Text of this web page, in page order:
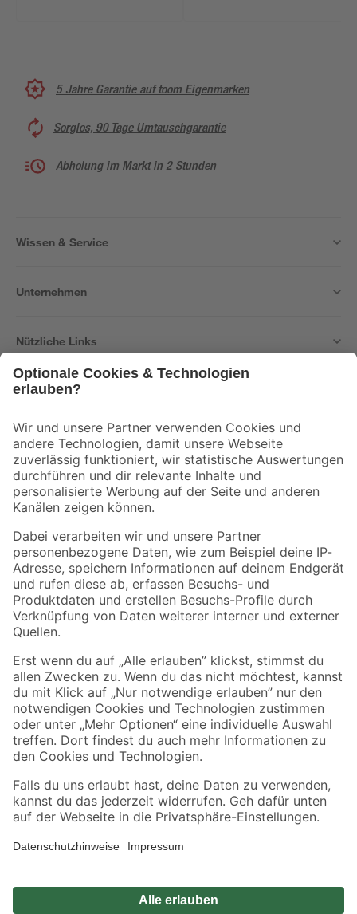
5 Jahre Garantie auf toom Eigenmarken
Sorglos, 90 Tage Umtauschgarantie
Abholung im Markt in 2 Stunden
Wissen & Service
Unternehmen
Nützliche Links
Der toom Newsletter: Keine Angebote und Aktionen mehr verpassen!
Zur Newsletter Anmeldung
Folge uns
Zahlungsarten Versandarten
Sicher einkaufen
Jetzt die toom-App herunterladen
Alle Preisangaben in EUR inkl. gesetzl. MwSt.. Die dargestellten Angebote sind unter
Umständen nicht in allen Märkten verfügbar. Die angegebenen Verfügbarkeiten beziehen
Produkte nur solange der Vorrat reicht.
*Paketversand ab 59 € versandkostenfrei, gilt nicht für Artikel mit Speditionsversand, hier
Privatsphäre Impressum